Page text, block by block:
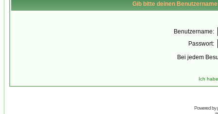
Gib bitte deinen
Benutzername:
Passwort:
Bei jedem
Ich
Powered by